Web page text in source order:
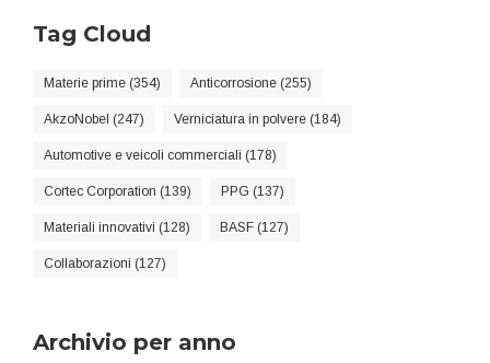
Tag Cloud
Materie prime (354) Anticorrosione (255)
AkzoNobel (247) Verniciatura in polvere (184)
Automotive e veicoli commerciali (178)
Cortec Corporation (139) PPG (137)
Materiali innovativi (128) BASF (127)
Collaborazioni (127)
Archivio per anno